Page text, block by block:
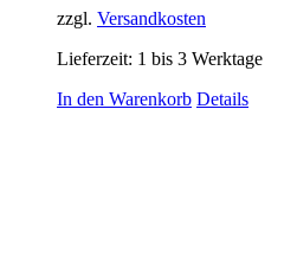
zzgl. Versandkosten
Lieferzeit: 1 bis 3 Werktage
In den Warenkorb Details